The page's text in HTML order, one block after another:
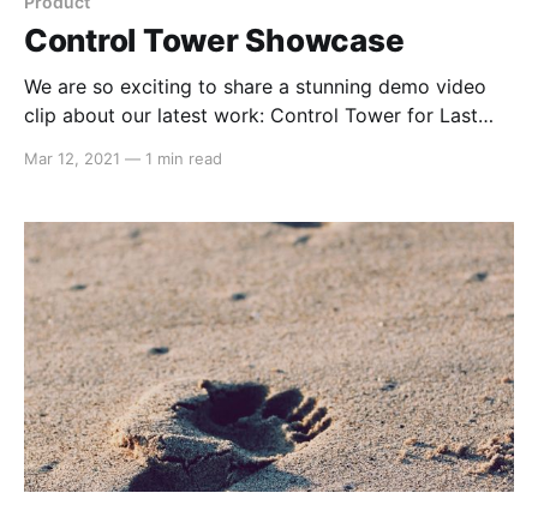
Control Tower Showcase
We are so exciting to share a stunning demo video
clip about our latest work: Control Tower for Last
enjoy the show. Credited to
là 1 video clip rất sống động trình diễn các chức năng
chính của 1 sản phẩm mới nhất được chúng tôi gọi là
Control Tower, cho phép quản lý tài xế và đơn hàng
theo thời gian thực trên 1 bản đồ số" Club heritage
and international football give every shirt its own
conn
Mar 12, 2021 — 1 min read